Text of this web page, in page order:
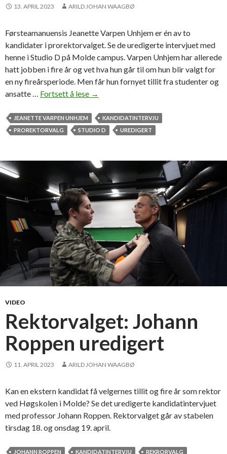
s
m
f
ø
r
s
t
v
a
13. APRIL 2023 ARILD JOHAN WAAGBØ
Førsteamanuensis Jeanette Varpen Unhjem er én av to
kandidater i prorektorvalget. Se de uredigerte intervjuet med
henne i Studio D på Molde campus. Varpen Unhjem har allerede
hatt jobben i fire år og vet hva hun går til om hun blir valgt for
en ny fireårsperiode. Men får hun fornyet tillit fra studenter og
ansatte … Fortsett å lese P
o
r
t
o
r
v
a
l
g
e
t
:
J
a
t
t
a
r
p
e
n
→
JEANETTE VARPEN UNHJEM
KANDIDATINTERVJU
PROREKTORVALG
STUDIO D UREDIGERT
VIDEO
Rektorvalget: Johann
Roppen uredigert
11. APRIL 2023 ARILD JOHAN WAAGBØ
Kan en ekstern kandidat få velgernes tillit og fire år som rektor
ved Høgskolen i Molde? Se det uredigerte kandidatintervjuet
med professor Johann Roppen. Rektorvalget går av stabelen
tirsdag 18. og onsdag 19. april.
JOHANN ROPPEN KANDIDATINTERVJU
REKRORVALG